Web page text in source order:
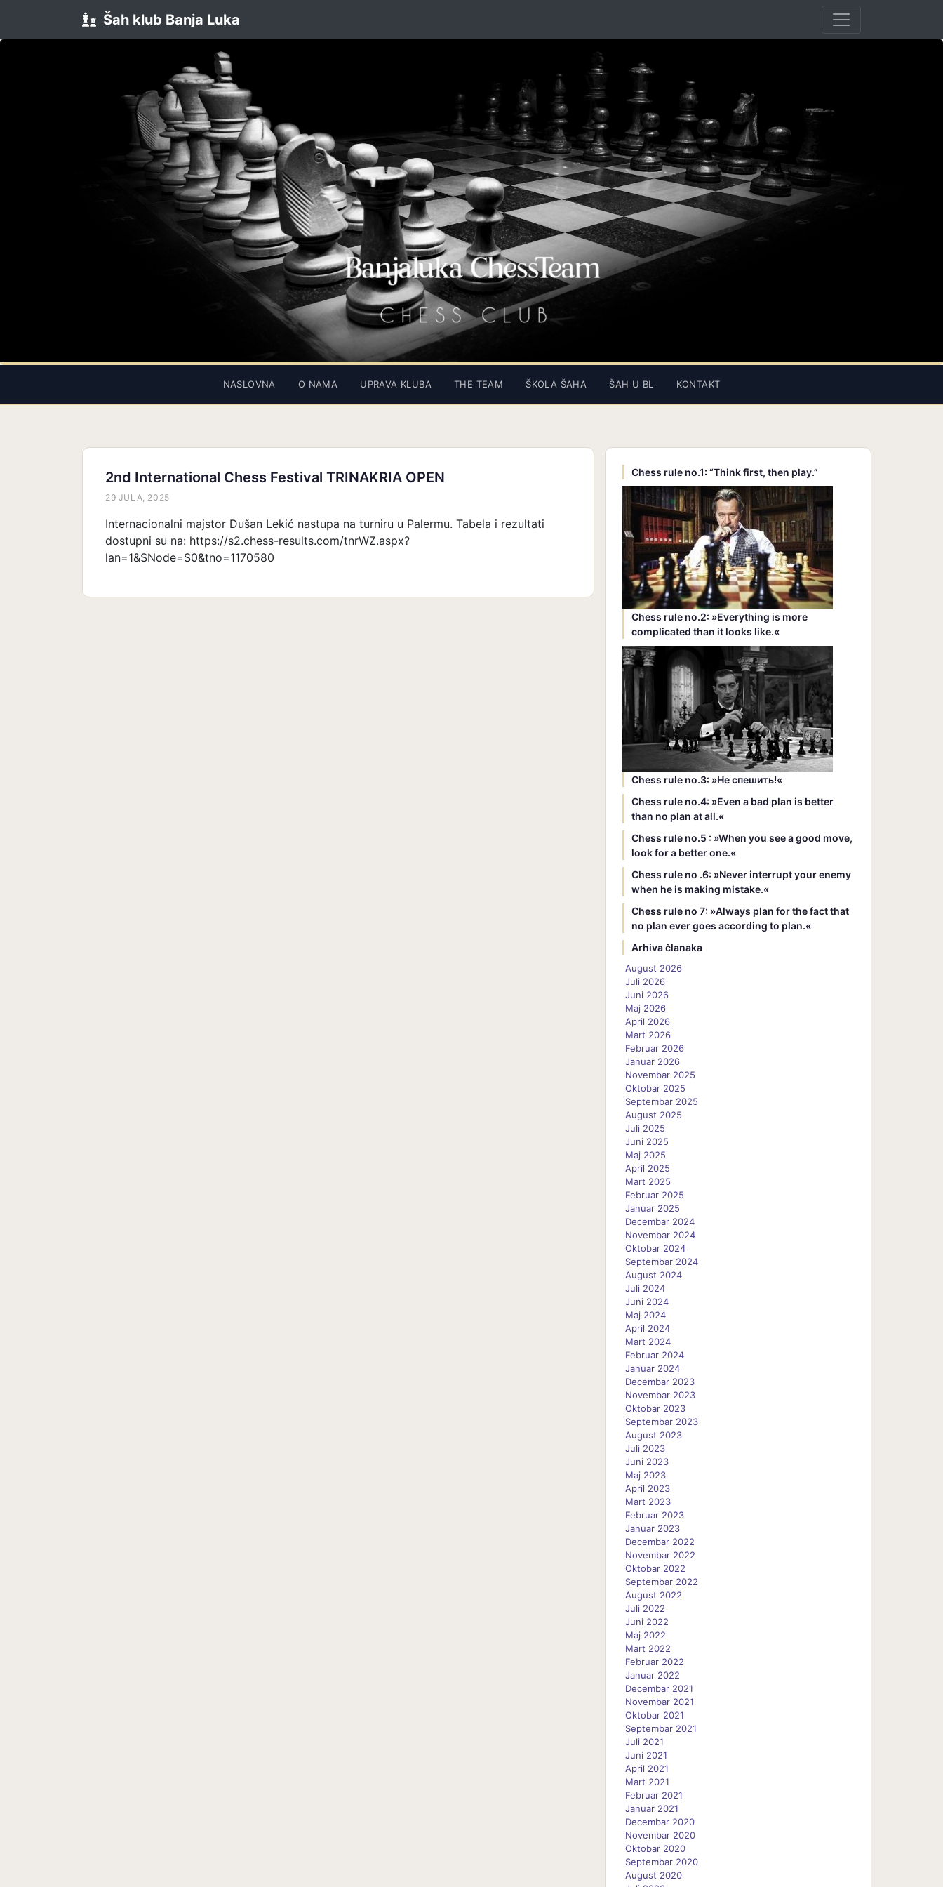
Šah klub Banja Luka
NASLOVNA O NAMA UPRAVA KLUBA THE TEAM ŠKOLA ŠAHA ŠAH U BL KONTAKT
2nd International Chess Festival TRINAKRIA OPEN
29 JULA, 2025
Internacionalni majstor Dušan Lekić nastupa na turniru u Palermu. Tabela i rezultati
dostupni su na: https://s2.chess-results.com/tnrWZ.aspx?
lan=1&SNode=S0&tno=1170580
Chess rule no.1: “Think first, then play.”
Chess rule no.2: »Everything is more
complicated than it looks like.«
Chess rule no.3: »Hе спешить!«
Chess rule no.4: »Even a bad plan is better
than no plan at all.«
Chess rule no.5 : »When you see a good move,
look for a better one.«
Chess rule no .6: »Never interrupt your enemy
when he is making mistake.«
Chess rule no 7: »Always plan for the fact that
no plan ever goes according to plan.«
Arhiva članaka
August 2026
Juli 2026
Juni 2026
Maj 2026
April 2026
Mart 2026
Februar 2026
Januar 2026
Novembar 2025
Oktobar 2025
Septembar 2025
August 2025
Juli 2025
Juni 2025
Maj 2025
April 2025
Mart 2025
Februar 2025
Januar 2025
Decembar 2024
Novembar 2024
Oktobar 2024
Septembar 2024
August 2024
Juli 2024
Juni 2024
Maj 2024
April 2024
Mart 2024
Februar 2024
Januar 2024
Decembar 2023
Novembar 2023
Oktobar 2023
Septembar 2023
August 2023
Juli 2023
Juni 2023
Maj 2023
April 2023
Mart 2023
Februar 2023
Januar 2023
Decembar 2022
Novembar 2022
Oktobar 2022
Septembar 2022
August 2022
Juli 2022
Juni 2022
Maj 2022
Mart 2022
Februar 2022
Januar 2022
Decembar 2021
Novembar 2021
Oktobar 2021
Septembar 2021
Juli 2021
Juni 2021
April 2021
Mart 2021
Februar 2021
Januar 2021
Decembar 2020
Novembar 2020
Oktobar 2020
Septembar 2020
August 2020